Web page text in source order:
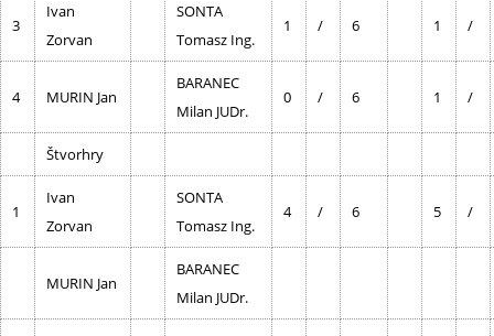
3
Ivan
Zorvan
SONTA
Tomasz Ing.
1 / 6 1 /
4 MURIN Jan
BARANEC
Milan JUDr.
0 / 6 1 /
Štvorhry
1
Ivan
Zorvan
SONTA
Tomasz Ing.
4 / 6 5 /
MURIN Jan
BARANEC
Milan JUDr.